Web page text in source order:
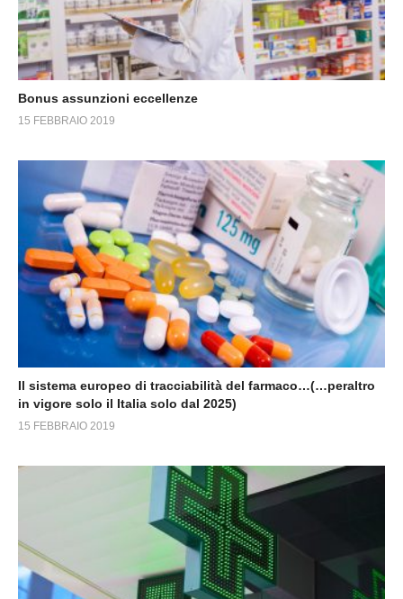
Bonus assunzioni eccellenze
15 FEBBRAIO 2019
Il sistema europeo di tracciabilità del farmaco…(…peraltro
in vigore solo il Italia solo dal 2025)
15 FEBBRAIO 2019